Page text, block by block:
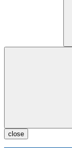
close